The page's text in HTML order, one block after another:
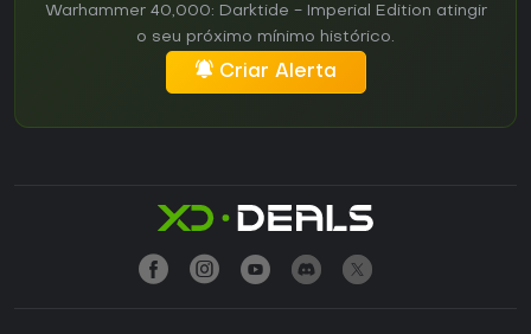
Warhammer 40,000: Darktide - Imperial Edition atingir
o seu próximo mínimo histórico.
Criar Alerta